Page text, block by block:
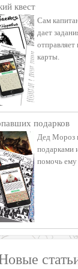
квест
Сам
дает
отправляет
карты.
подарков
Дед Мороз
подарками
помочь ему